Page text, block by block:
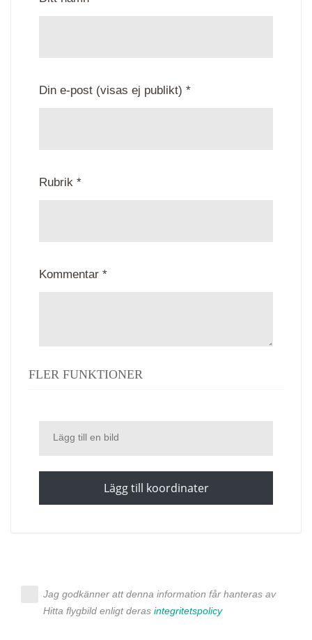
Din e-post (visas ej publikt) *
Rubrik *
Kommentar *
FLER FUNKTIONER
Lägg till en bild
Lägg till koordinater
Jag godkänner att denna information får hanteras av
Hitta flygbild enligt deras integritetspolicy